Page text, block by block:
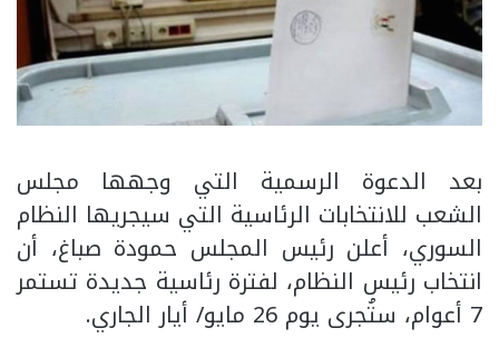
بعد الدعوة الرسمية التي وجهها مجلس
الشعب للانتخابات الرئاسية التي سيجريها النظام
السوري، أعلن رئيس المجلس حمودة صباغ، أن
انتخاب رئيس النظام، لفترة رئاسية جديدة تستمر
7 أعوام، ستُجرى يوم 26 مايو/ أيار الجاري.